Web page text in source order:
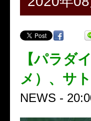
【パラダ
メ）、サ
NEWS -